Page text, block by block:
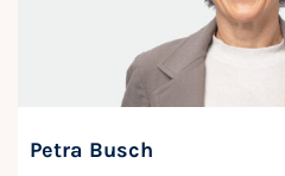
Petra Busch